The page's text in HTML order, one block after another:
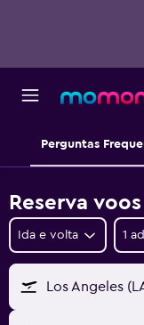
Perguntas
Reserva
Ida e volta 1
Los Angeles